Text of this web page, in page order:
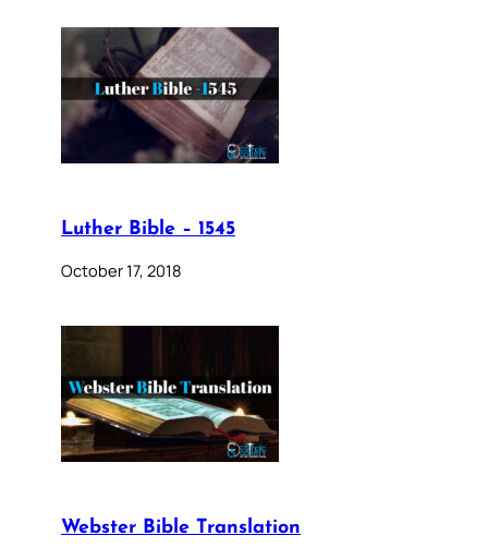
Luther Bible – 1545
October 17, 2018
Webster Bible Translation